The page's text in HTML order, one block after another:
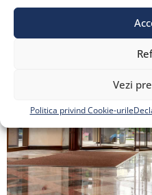
Vezi
Politica privind Cookie-urile